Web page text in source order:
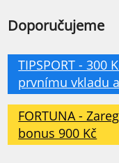
Doporučujeme
TIPSPORT - 300
prvnímu vkladu
FORTUNA -
bonus 900 Kč